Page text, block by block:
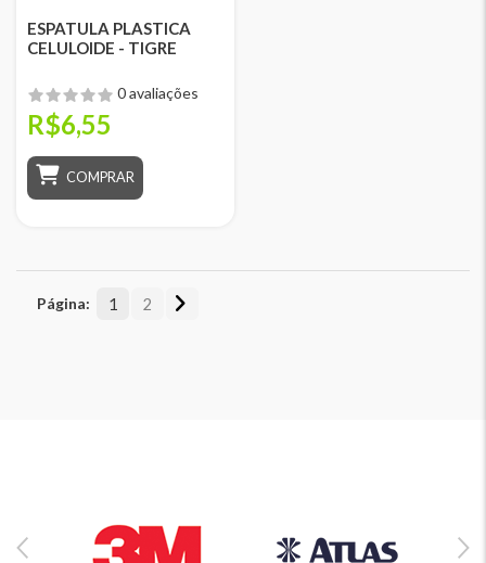
ESPATULA PLASTICA
CELULOIDE - TIGRE
0 avaliações
R$6,55
COMPRAR
Página: 1 2